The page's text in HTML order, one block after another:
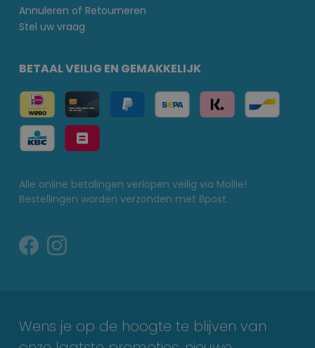
Annuleren of Retourneren
Stel uw vraag
BETAAL VEILIG EN GEMAKKELIJK
Alle online betalingen verlopen veilig via Mollie!
Bestellingen worden verzonden met Bpost.
Wens je op de hoogte te blijven van